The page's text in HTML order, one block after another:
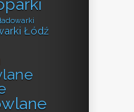
Łódź